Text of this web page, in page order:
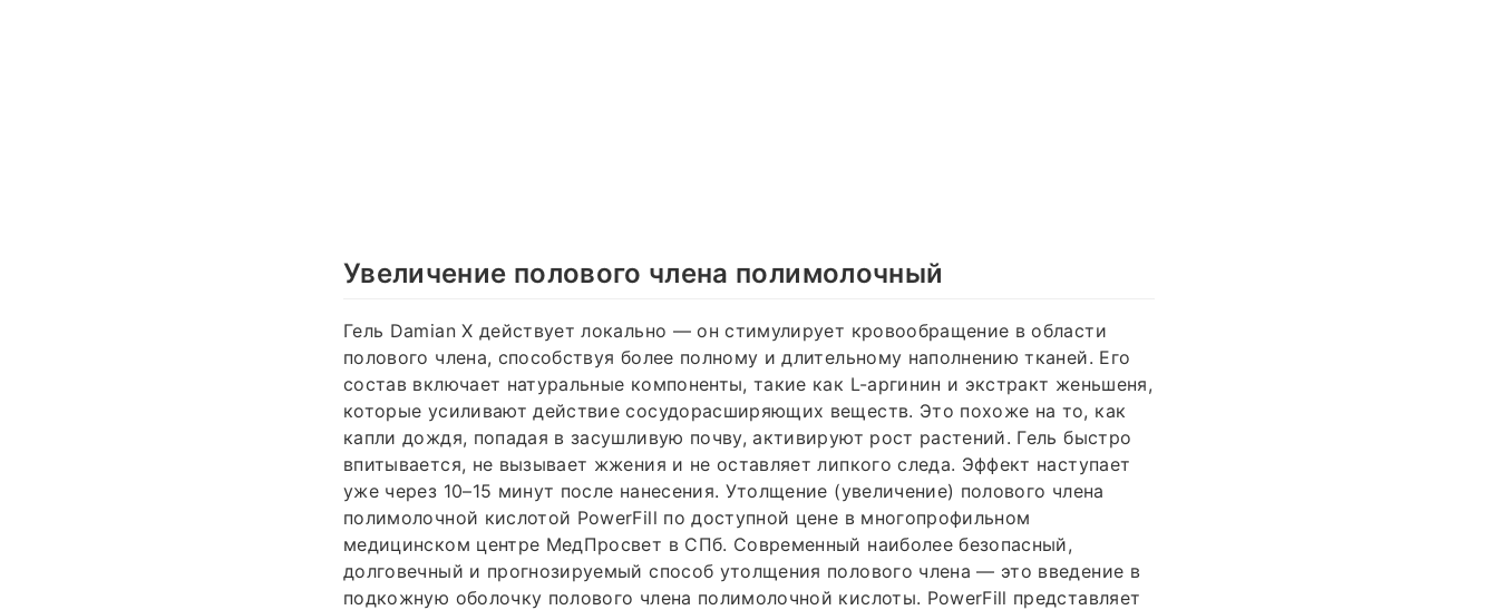
Увеличение полового члена полимолочный
Гель Damian X действует локально — он стимулирует кровообращение в области
полового члена, способствуя более полному и длительному наполнению тканей. Его
состав включает натуральные компоненты, такие как L-аргинин и экстракт женьшеня,
которые усиливают действие сосудорасширяющих веществ. Это похоже на то, как
капли дождя, попадая в засушливую почву, активируют рост растений. Гель быстро
впитывается, не вызывает жжения и не оставляет липкого следа. Эффект наступает
уже через 10–15 минут после нанесения. Утолщение (увеличение) полового члена
полимолочной кислотой PowerFill по доступной цене в многопрофильном
медицинском центре МедПросвет в СПб. Современный наиболее безопасный,
долговечный и прогнозируемый способ утолщения полового члена — это введение в
подкожную оболочку полового члена полимолочной кислоты. PowerFill представляет